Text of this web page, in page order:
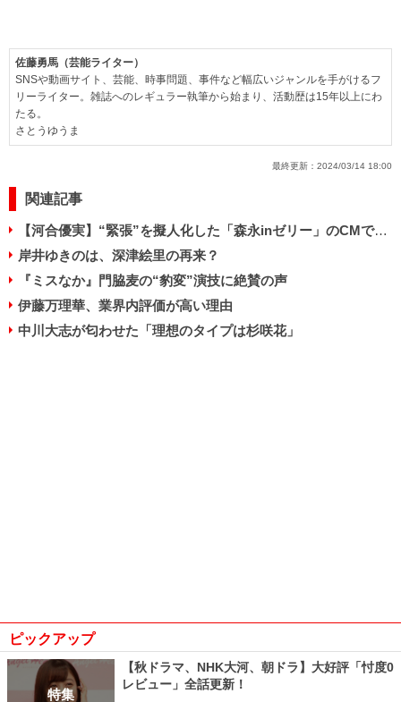
佐藤勇馬（芸能ライター）
SNSや動画サイト、芸能、時事問題、事件など幅広いジャンルを手がけるフ
リーライター。雑誌へのレギュラー執筆から始まり、活動歴は15年以上にわ
たる。
さとうゆうま
最終更新： 2024/03/14 18:00
関連記事
【河合優実】“緊張”を擬人化した「森永inゼリー」のCMで話題の美少女！
岸井ゆきのは、深津絵里の再来？
『ミスなか』門脇麦の“豹変”演技に絶賛の声
伊藤万理華、業界内評価が高い理由
中川大志が匂わせた「理想のタイプは杉咲花」
ピックアップ
特集
【秋ドラマ、NHK大河、朝ドラ】大好評「忖度0
レビュー」全話更新！